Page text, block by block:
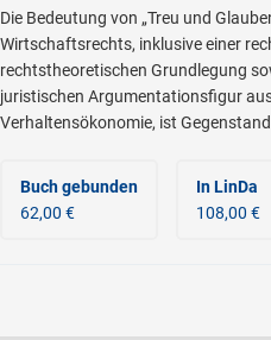
Die Bedeutung von „Treu und
Wirtschaftsrechts, inklusive einer
rechtstheoretischen Grundlegung
juristischen Argumentationsfigur
Verhaltensökonomie, ist
Buch gebunden
62,00 €
In LinDa
108,00 €